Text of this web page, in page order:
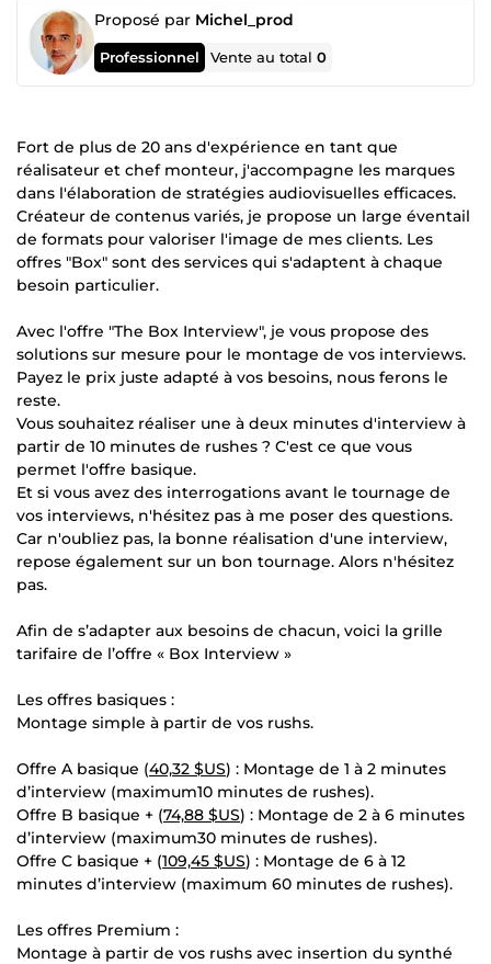
Proposé par Michel_prod
Professionnel Vente au total0
Fort de plus de 20 ans d'expérience en tant que
réalisateur et chef monteur, j'accompagne les marques
dans l'élaboration de stratégies audiovisuelles efficaces.
Créateur de contenus variés, je propose un large éventail
de formats pour valoriser l'image de mes clients. Les
offres "Box" sont des services qui s'adaptent à chaque
besoin particulier.
Avec l'offre "The Box Interview", je vous propose des
solutions sur mesure pour le montage de vos interviews.
Payez le prix juste adapté à vos besoins, nous ferons le
reste.
Vous souhaitez réaliser une à deux minutes d'interview à
partir de 10 minutes de rushes ? C'est ce que vous
permet l'offre basique.
Et si vous avez des interrogations avant le tournage de
vos interviews, n'hésitez pas à me poser des questions.
Car n'oubliez pas, la bonne réalisation d'une interview,
repose également sur un bon tournage. Alors n'hésitez
pas.
Afin de s’adapter aux besoins de chacun, voici la grille
tarifaire de l’offre « Box Interview »
Les offres basiques :
Montage simple à partir de vos rushs.
Offre A basique (40,32 $US) : Montage de 1 à 2 minutes
d’interview (maximum10 minutes de rushes).
Offre B basique + (74,88 $US) : Montage de 2 à 6 minutes
d’interview (maximum30 minutes de rushes).
Offre C basique + (109,45 $US) : Montage de 6 à 12
minutes d’interview (maximum 60 minutes de rushes).
Les offres Premium :
Montage à partir de vos rushs avec insertion du synthé